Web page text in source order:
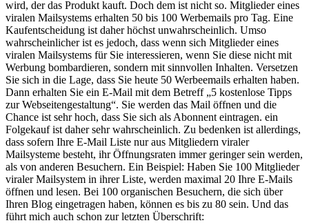
wird, der das Produkt kauft. Doch dem ist nicht so. Mitglieder eines
viralen Mailsystems erhalten 50 bis 100 Werbemails pro Tag. Eine
Kaufentscheidung ist daher höchst unwahrscheinlich. Umso
wahrscheinlicher ist es jedoch, dass wenn sich Mitglieder eines
viralen Mailsystems für Sie interessieren, wenn Sie diese nicht mit
Werbung bombardieren, sondern mit sinnvollen Inhalten. Versetzen
Sie sich in die Lage, dass Sie heute 50 Werbeemails erhalten haben.
Dann erhalten Sie ein E-Mail mit dem Betreff „5 kostenlose Tipps
zur Webseitengestaltung“. Sie werden das Mail öffnen und die
Chance ist sehr hoch, dass Sie sich als Abonnent eintragen. ein
Folgekauf ist daher sehr wahrscheinlich. Zu bedenken ist allerdings,
dass sofern Ihre E-Mail Liste nur aus Mitgliedern viraler
Mailsysteme besteht, ihr Öffnungsraten immer geringer sein werden,
als von anderen Besuchern. Ein Beispiel: Haben Sie 100 Mitglieder
viraler Mailsystem in ihrer Liste, werden maximal 20 Ihre E-Mails
öffnen und lesen. Bei 100 organischen Besuchern, die sich über
Ihren Blog eingetragen haben, können es bis zu 80 sein. Und das
führt mich auch schon zur letzten Überschrift: